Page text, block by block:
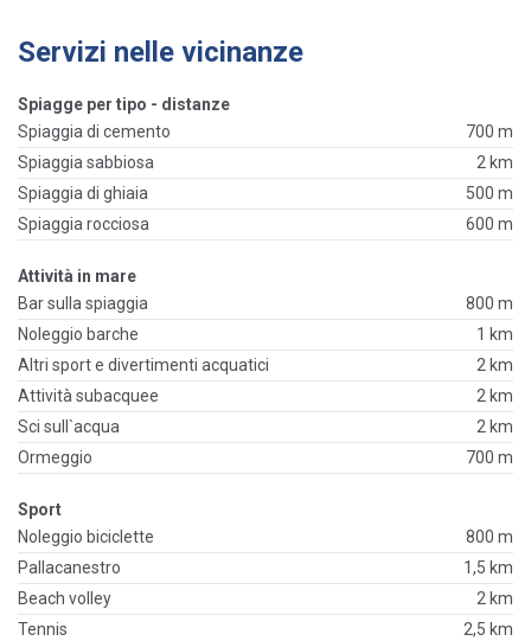
Servizi nelle vicinanze
Spiagge per tipo - distanze
Spiaggia di cemento
700 m
Spiaggia sabbiosa
2 km
Spiaggia di ghiaia
500 m
Spiaggia rocciosa
600 m
Attività in mare
Bar sulla spiaggia
800 m
Noleggio barche
1 km
Altri sport e divertimenti acquatici
2 km
Attività subacquee
2 km
Sci sull`acqua
2 km
Ormeggio
700 m
Sport
Noleggio biciclette
800 m
Pallacanestro
1,5 km
Beach volley
2 km
Tennis
2,5 km